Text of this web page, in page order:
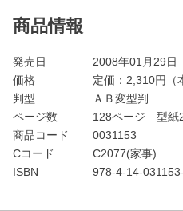
商品情報
発売日
2008年01月29日
価格
定価： 2,310円（
判型
ＡＢ変型判
ページ数
128ページ 型紙
商品コード
0031153
Cコード
C2077(家事)
ISBN
978-4-14-